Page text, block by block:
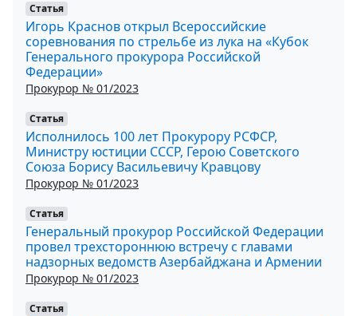
Статья
Игорь Краснов открыл Всероссийские
соревнования по стрельбе из лука на «Кубок
Генерального прокурора Российской
Федерации»
Прокурор № 01/2023
Статья
Исполнилось 100 лет Прокурору РСФСР,
Министру юстиции СССР, Герою Советского
Союза Борису Васильевичу Кравцову
Прокурор № 01/2023
Статья
Генеральный прокурор Российской Федерации
провел трехстороннюю встречу с главами
надзорных ведомств Азербайджана и Армении
Прокурор № 01/2023
Статья